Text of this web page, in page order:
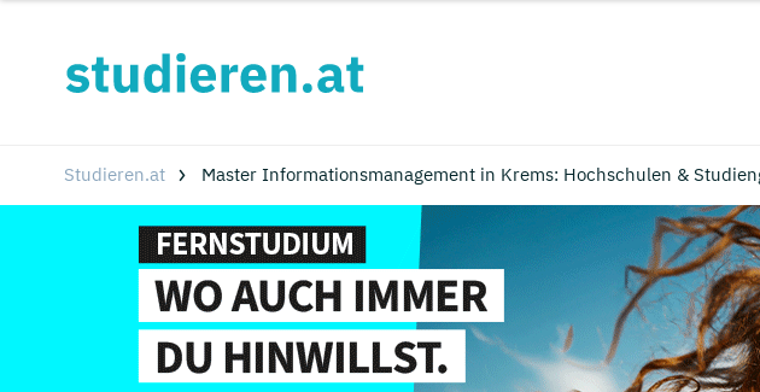
Studieren.at Master Informationsmanagement in Krems: Hochschulen &